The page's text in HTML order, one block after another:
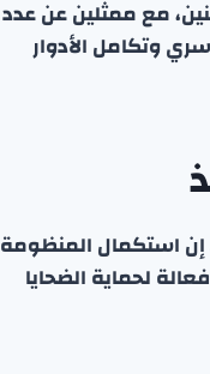
مع ممثلين عن عدد
وتكامل الأدوار
إن استكمال المنظومة
لحماية الضحايا